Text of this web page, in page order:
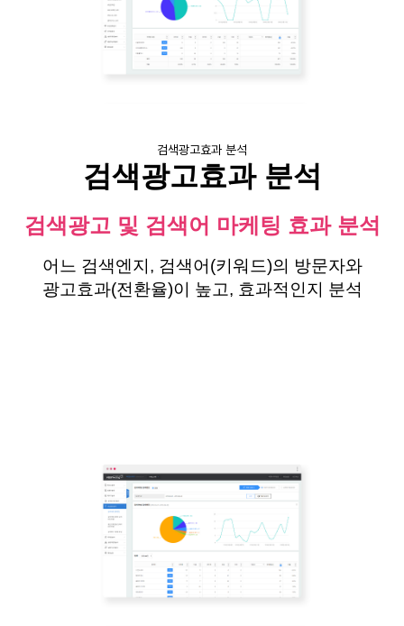
검색광고효과 분석
검색광고효과 분석
검색광고 및 검색어 마케팅 효과 분석
어느 검색엔지, 검색어(키워드)의 방문자와
광고효과(전환율)이 높고, 효과적인지 분석